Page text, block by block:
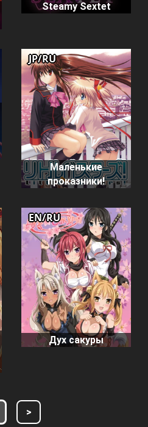
Steamy Sextet
Маленькие
проказники!
JP/RU
Дух сакуры
EN/RU
>